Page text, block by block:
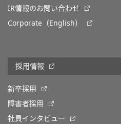
IR情報のお問い合わせ
Corporate（English）
採用情報
新卒採用
障害者採用
社員インタビュー